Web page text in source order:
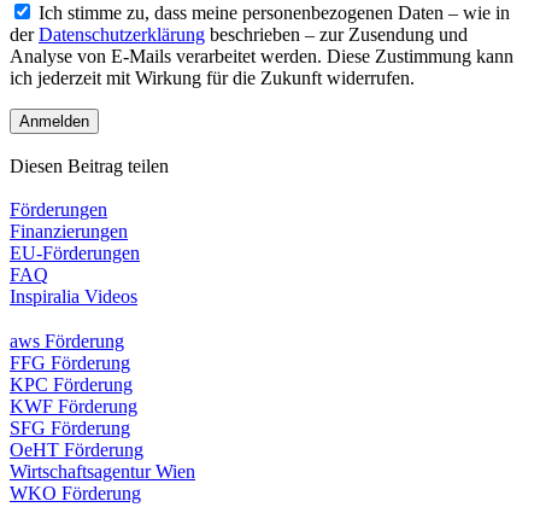
Ich stimme zu, dass meine personenbezogenen Daten – wie in
derDatenschutzerklärung beschrieben – zur Zusendung und
Analyse von E-Mails verarbeitet werden. Diese Zustimmung kann
ich jederzeit mit Wirkung für die Zukunft widerrufen.
Diesen Beitrag teilen
Förderungen
Finanzierungen
EU-Förderungen
FAQ
Inspiralia Videos
aws Förderung
FFG Förderung
KPC Förderung
KWF Förderung
SFG Förderung
OeHT Förderung
Wirtschaftsagentur Wien
WKO Förderung